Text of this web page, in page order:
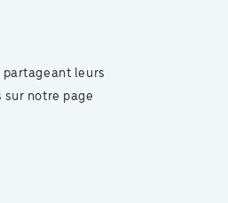
leurs
notre page